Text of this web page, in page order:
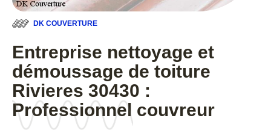
DK COUVERTURE
Entreprise nettoyage et
démoussage de toiture
Rivieres 30430 :
Professionnel couvreur